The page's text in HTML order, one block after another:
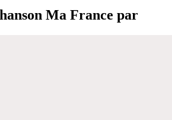
Ma France par